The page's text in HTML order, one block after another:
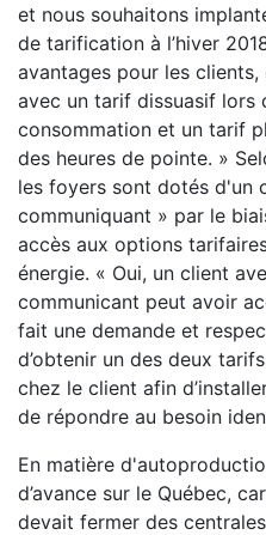
et nous souhaitons
de tarification à l’hiver
avantages pour les
avec un tarif dissuasif lors
consommation et un tarif
des heures de pointe. »
les foyers sont dotés d'un
communiquant » par le
accès aux options
énergie. « Oui, un client
communicant peut avoir
fait une demande et
d’obtenir un des deux
chez le client afin
de répondre au besoin
En matière
d’avance sur le Québec,
devait fermer des